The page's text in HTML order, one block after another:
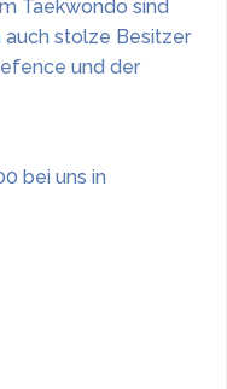
Taekwondo sind
auch stolze Besitzer
und der
bei uns in